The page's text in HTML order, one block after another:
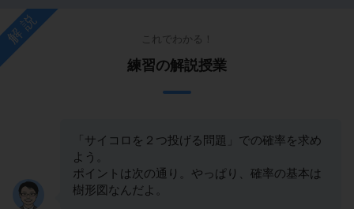
解説 これでわかる！
練習の解説授業
「サイコロを２つ投げる問題」での確率を求め
よう。
ポイントは次の通り。やっぱり、確率の基本は
樹形図なんだよ。